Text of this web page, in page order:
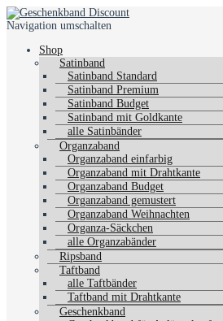
Navigation umschalten
Shop
Satinband
Satinband Standard
Satinband Premium
Satinband Budget
Satinband mit Goldkante
alle Satinbänder
Organzaband
Organzaband einfarbig
Organzaband mit Drahtkante
Organzaband Budget
Organzaband gemustert
Organzaband Weihnachten
Organza-Säckchen
alle Organzabänder
Ripsband
Taftband
alle Taftbänder
Taftband mit Drahtkante
Geschenkband